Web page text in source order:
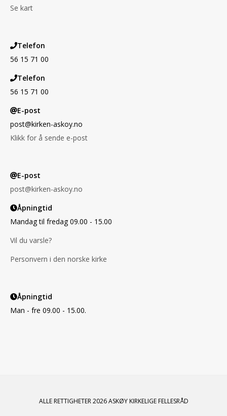
Se kart
Telefon
56 15 71 00
Telefon
56 15 71 00
E-post
post@kirken-askoy.no
Klikk for å sende e-post
E-post
post@kirken-askoy.no
Åpningtid
Mandag til fredag 09.00 - 15.00
Vil du varsle?
Personvern i den norske kirke
Åpningtid
Man - fre 09.00 - 15.00.
ALLE RETTIGHETER 2026 ASKØY KIRKELIGE FELLESRÅD